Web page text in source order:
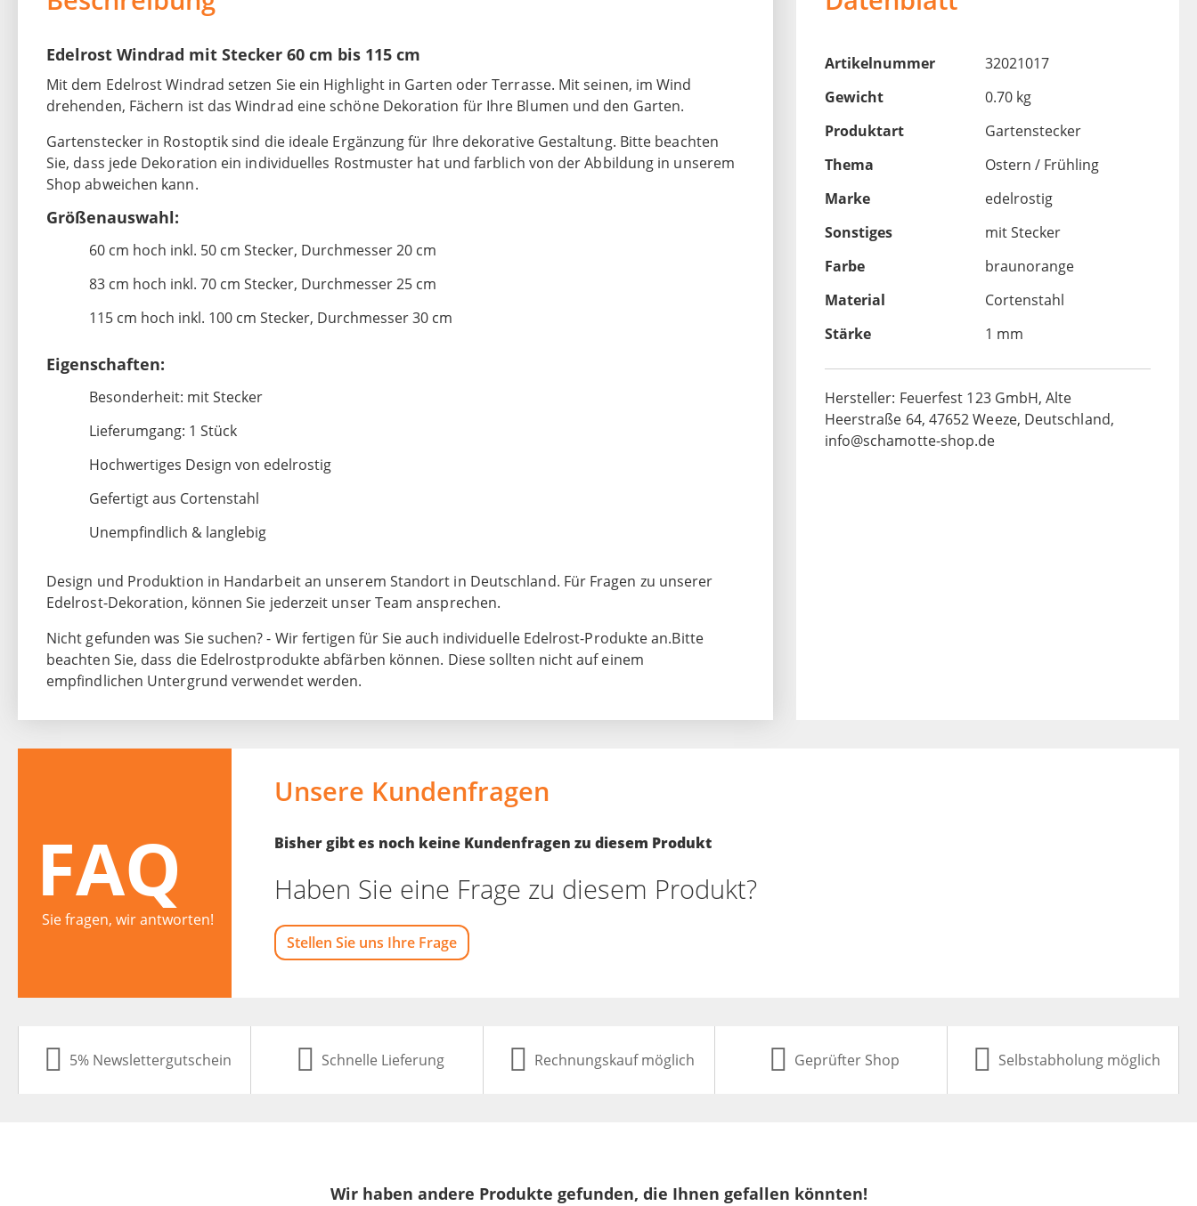
Edelrost Windrad mit Stecker 60 cm bis 115 cm
Mit dem Edelrost Windrad setzen Sie ein Highlight in Garten oder Terrasse. Mit seinen, im Wind
drehenden, Fächern ist das Windrad eine schöne Dekoration für Ihre Blumen und den Garten.
Gartenstecker in Rostoptik sind die ideale Ergänzung für Ihre dekorative Gestaltung. Bitte beachten
Sie, dass jede Dekoration ein individuelles Rostmuster hat und farblich von der Abbildung in unserem
Shop abweichen kann.
Größenauswahl:
60 cm hoch inkl. 50 cm Stecker, Durchmesser 20 cm
83 cm hoch inkl. 70 cm Stecker, Durchmesser 25 cm
115 cm hoch inkl. 100 cm Stecker, Durchmesser 30 cm
Eigenschaften:
Besonderheit: mit Stecker
Lieferumgang: 1 Stück
Hochwertiges Design von edelrostig
Gefertigt aus Cortenstahl
Unempfindlich & langlebig
Design und Produktion in Handarbeit an unserem Standort in Deutschland. Für Fragen zu unserer
Edelrost-Dekoration, können Sie jederzeit unser Team ansprechen.
Nicht gefunden was Sie suchen? - Wir fertigen für Sie auch individuelle Edelrost-Produkte an.Bitte
beachten Sie, dass die Edelrostprodukte abfärben können. Diese sollten nicht auf einem
empfindlichen Untergrund verwendet werden.
Artikelnummer
32021017
Gewicht
0.70 kg
Produktart
Gartenstecker
Thema
Ostern / Frühling
Marke
edelrostig
Sonstiges
mit Stecker
Farbe
braunorange
Material
Cortenstahl
Stärke
1 mm
Hersteller: Feuerfest 123 GmbH, Alte
Heerstraße 64, 47652 Weeze, Deutschland,
info@schamotte-shop.de
FAQ
Sie fragen, wir antworten!
Unsere Kundenfragen
Bisher gibt es noch keine Kundenfragen zu diesem Produkt
Haben Sie eine Frage zu diesem Produkt?
Stellen Sie uns Ihre Frage
5% Newslettergutschein Schnelle Lieferung Rechnungskauf möglich Geprüfter Shop Selbstabholung möglich
Wir haben andere Produkte gefunden, die Ihnen gefallen könnten!